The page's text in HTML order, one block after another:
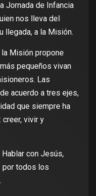
Jornada de Infancia
nos lleva del
llegada, a la Misión.
Misión propone
pequeños vivan
Las
acuerdo a tres ejes,
que siempre ha
creer, vivir y
Hablar con Jesús,
por todos los